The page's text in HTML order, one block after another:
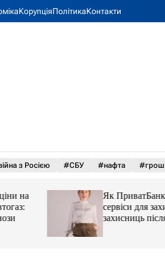
КорупціяПолітикаКонтакти
з Росією #СБУ #нафта
на
Як ПриватБанк
сервіси для
захисниць після